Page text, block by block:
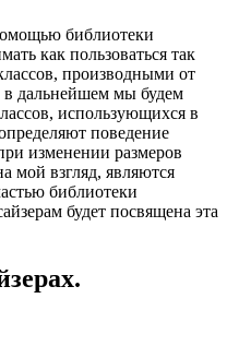
библиотеки
как пользоваться так
производными от
дальнейшем мы будем
использующихся в
поведение
изменении размеров
мой взгляд, являются
библиотеки
будет посвящена эта